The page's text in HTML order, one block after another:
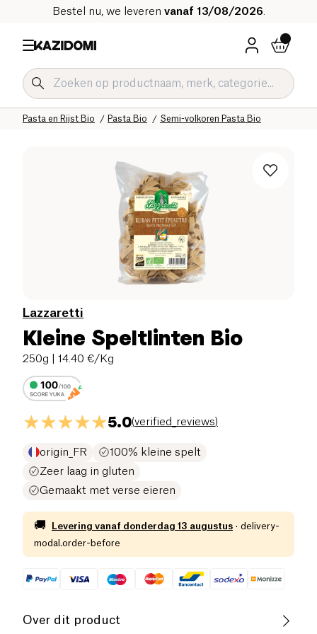
Bestel nu, we leveren vanaf 13/08/2026
Semi-volkoren Pasta Bio
Pasta Bio
Pasta en Rijst Bio
Zoute Kruidenierswaren Bio
Home
Lazzaretti
Kleine Speltlinten Bio
250g | 14.40 €/Kg
5.0(verified_reviews)
origin_FR
100% kleine spelt
Zeer laag in gluten
Gemaakt met verse eieren
🚚 Levering vanaf donderdag 13 augustus · delivery-
modal.order-before
Over dit product